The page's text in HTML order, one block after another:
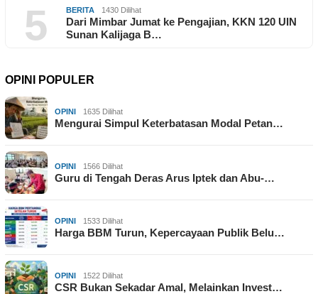
5 BERITA 1430 Dilihat
Dari Mimbar Jumat ke Pengajian, KKN 120 UIN
Sunan Kalijaga B…
OPINI POPULER
OPINI 1635 Dilihat
Mengurai Simpul Keterbatasan Modal Petan…
OPINI 1566 Dilihat
Guru di Tengah Deras Arus Iptek dan Abu-…
OPINI 1533 Dilihat
Harga BBM Turun, Kepercayaan Publik Belu…
OPINI 1522 Dilihat
CSR Bukan Sekadar Amal, Melainkan Invest…